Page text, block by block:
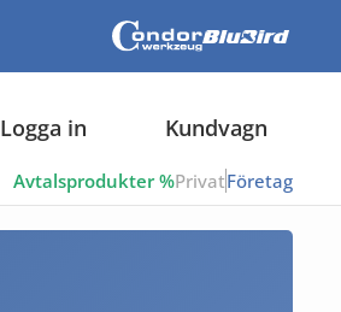
Logga in Kundvagn
Avtalsprodukter %PrivatFöretag